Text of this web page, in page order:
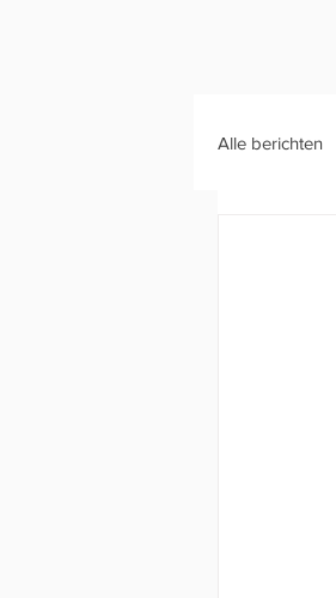
Alle berichten